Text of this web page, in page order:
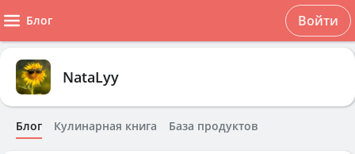
Блог Войти
NataLyy
Блог Кулинарная книга База продуктов